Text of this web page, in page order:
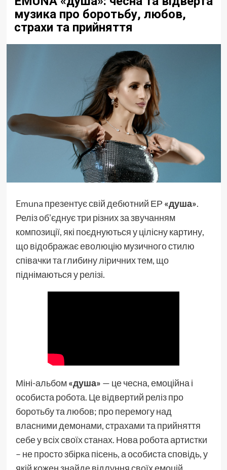
музика про боротьбу, любов,
страхи та прийняття
Emuna презентує свій дебютний ЕР «душа».
Реліз обʼєднує три різних за звучанням
композиції, які поєднуються у цілісну картину,
що відображає еволюцію музичного стилю
співачки та глибину ліричних тем, що
піднімаються у релізі.
Міні-альбом«душа» — це чесна, емоційна і
особиста робота. Це відвертий реліз про
боротьбу та любов; про перемогу над
власними демонами, страхами та прийняття
себе у всіх своїх станах. Нова робота артистки
– не просто збірка пісень, а особиста сповідь, у